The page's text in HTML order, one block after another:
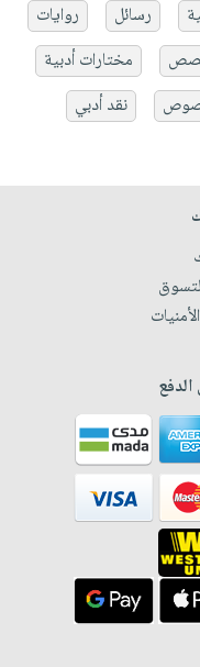
رسائل
روايات
مختارات أدبية
نقد أدبي